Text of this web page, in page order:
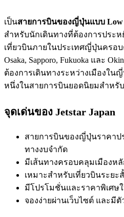
เป็นสายการบินของญี่ปุ่นแบบ Low
สำหรับนักเดินทางที่ต้องการประ
เที่ยวบินภายในประเทศญี่ปุ่นครอบ
Osaka, Sapporo, Fukuoka และ
ต้องการเดินทางระหว่างเมืองใน
หนึ่งในสายการบินยอดนิยมสำหรั
จุดเด่นของ Jetstar Japan
สายการบินของญี่ปุ่นราคาป
ทางงบจำกัด
มีเส้นทางครอบคลุมเมืองห
เหมาะสำหรับเที่ยวบินระยะ
มีโปรโมชั่นและราคาพิเศษ
จองง่ายผ่านเว็บไซต์ และมี